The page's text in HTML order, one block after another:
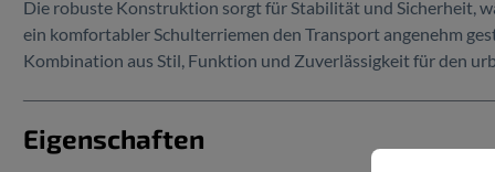
Die robuste Konstruktion sorgt für Stabilität und Sicherheit,
ein komfortabler Schulterriemen den Transport angenehm
Kombination aus Stil, Funktion und Zuverlässigkeit für den
Eigenschaften